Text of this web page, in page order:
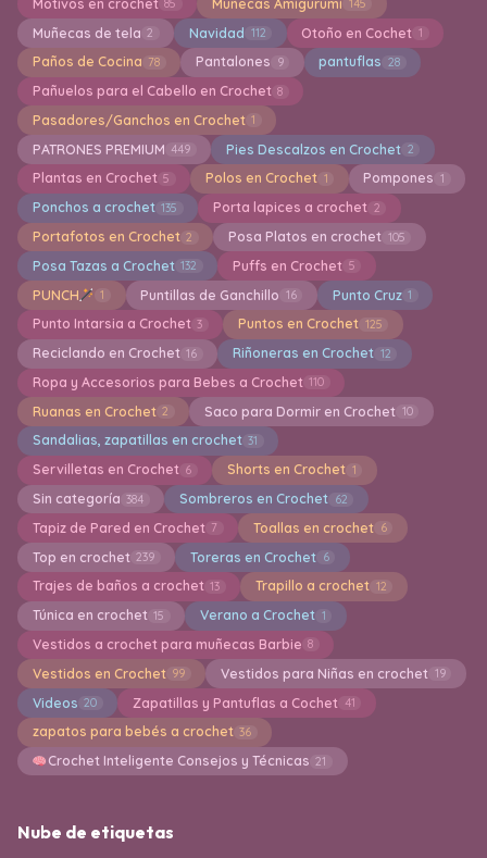
Motivos en crochet 85 Muñecas Amigurumi 145
Muñecas de tela 2 Navidad 112 Otoño en Cochet 1
Paños de Cocina 78 Pantalones 9 pantuflas 28
Pañuelos para el Cabello en Crochet 8
Pasadores/Ganchos en Crochet 1
PATRONES PREMIUM 449 Pies Descalzos en Crochet 2
Plantas en Crochet 5 Polos en Crochet 1 Pompones 1
Ponchos a crochet 135 Porta lapices a crochet 2
Portafotos en Crochet 2 Posa Platos en crochet 105
Posa Tazas a Crochet 132 Puffs en Crochet 5
PUNCH 1 Puntillas de Ganchillo 16 Punto Cruz 1
Punto Intarsia a Crochet 3 Puntos en Crochet 125
Reciclando en Crochet 16 Riñoneras en Crochet 12
Ropa y Accesorios para Bebes a Crochet 110
Ruanas en Crochet 2 Saco para Dormir en Crochet 10
Sandalias, zapatillas en crochet 31
Servilletas en Crochet 6 Shorts en Crochet 1
Sin categoría 384 Sombreros en Crochet 62
Tapiz de Pared en Crochet 7 Toallas en crochet 6
Top en crochet 239 Toreras en Crochet 6
Trajes de baños a crochet 13 Trapillo a crochet 12
Túnica en crochet 15 Verano a Crochet 1
Vestidos a crochet para muñecas Barbie 8
Vestidos en Crochet 99 Vestidos para Niñas en crochet 19
Videos 20 Zapatillas y Pantuflas a Cochet 41
zapatos para bebés a crochet 36
Crochet Inteligente Consejos y Técnicas 21
Nube de etiquetas